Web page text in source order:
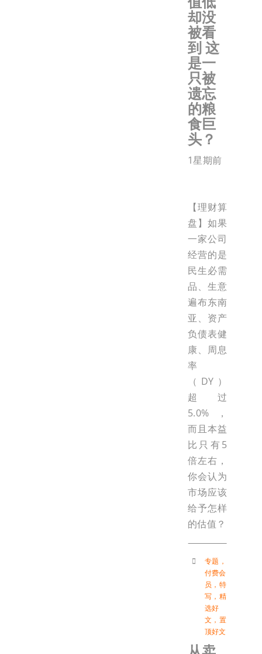
却没
被看
到 这
是一
只被
遗忘
的粮
食巨
头？
1星期前
【理财算
盘】如果
一家公司
经营的是
民生必需
品、生意
遍布东南
亚、资产
负债表健
康、周息
率
（DY）
超过
5.0%，
而且本益
比只有5
倍左右，
你会认为
市场应该
给予怎样
的估值？
专题 ，
付费会
员 ， 特
写 ， 精
选好
文 ， 置
顶好文